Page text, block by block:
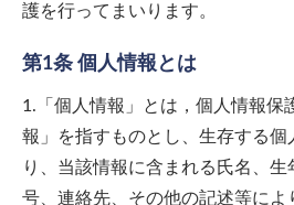
護を行ってまいります。
第1条 個人情報とは
1.「個人情報」とは，個人情報保
報」を指すものとし、生存する個
り、当該情報に含まれる氏名、
号、連絡先、その他の記述等に